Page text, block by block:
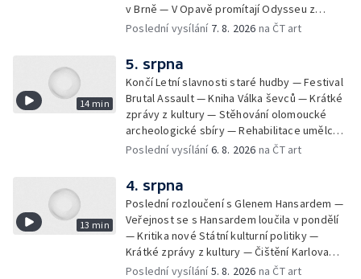
v Brně — V Opavě promítají Odysseu z
filmového pásu
Poslední vysílání 7. 8. 2026 na ČT art
14 min
5. srpna
Končí Letní slavnosti staré hudby — Festival
Brutal Assault — Kniha Válka ševců — Krátké
zprávy z kultury — Stěhování olomoucké
archeologické sbíry — Rehabilitace umělce
Milana Knížáka — Trailer na film Osamělý vlk
Poslední vysílání6. 8. 2026 na ČT art
13 min
4. srpna
Poslední rozloučení s Glenem Hansardem —
Veřejnost se s Hansardem loučila v pondělí
— Kritika nové Státní kulturní politiky —
Krátké zprávy z kultury — Čištění Karlova
mostu — Archeologický výzkum na
Poslední vysílání5. 8. 2026 na ČT art